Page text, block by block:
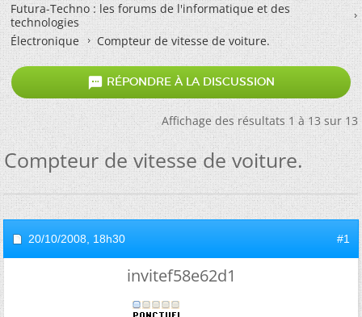
Futura-Techno : les forums de l'informatique et des
technologies
Électronique
Compteur de vitesse de voiture.
 RÉPONDRE À LA DISCUSSION
Affichage des résultats 1 à 13 sur 13
Compteur de vitesse de voiture.
20/10/2008, 18h30 #1
invitef58e62d1